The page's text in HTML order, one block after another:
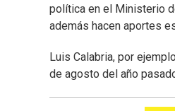
política en el Ministerio
además hacen aportes
Luis Calabria, por
de agosto del año